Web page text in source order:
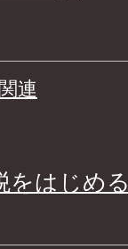
連
をはじめる